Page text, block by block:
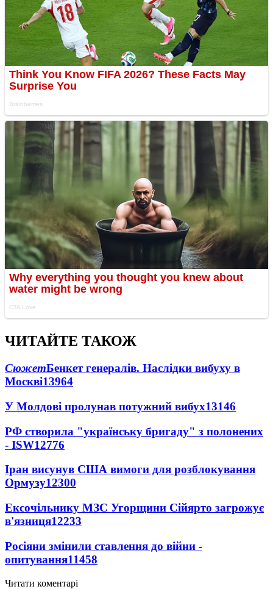
ЧИТАЙТЕ ТАКОЖ
СюжетБенкет генералів. Наслідки вибуху в
Москві13964
У Молдові пролунав потужний вибух13146
РФ створила "українську бригаду" з полонених
- ISW12776
Іран висунув США вимоги для розблокування
Ормузу12300
Ексочільнику МЗС Угорщини Сійярто загрожує
в'язниця12233
Росіяни змінили ставлення до війни -
опитування11458
Читати коментарі